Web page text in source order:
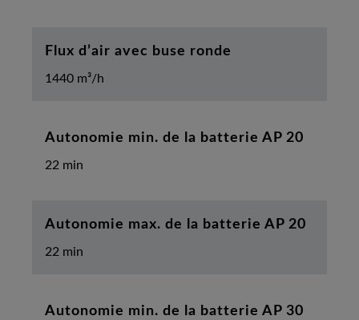
Flux d’air avec buse ronde
1440 m³/h
Autonomie min. de la batterie AP 20
22 min
Autonomie max. de la batterie AP 20
22 min
Autonomie min. de la batterie AP 30